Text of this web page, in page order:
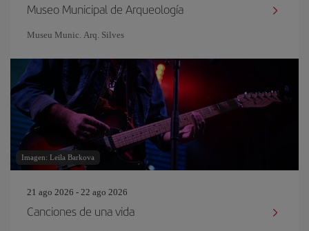
Museo Municipal de Arqueología
Museu Munic. Arq. Silves
Imagen: Leila Barkova
21 ago 2026 - 22 ago 2026
Canciones de una vida